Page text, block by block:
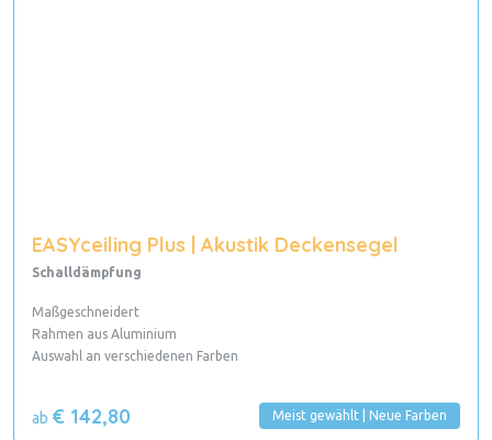
EASYceiling Plus | Akustik Deckensegel
Schalldämpfung
Maßgeschneidert
Rahmen aus Aluminium
Auswahl an verschiedenen Farben
Meist gewählt | Neue Farben
ab € 142,80